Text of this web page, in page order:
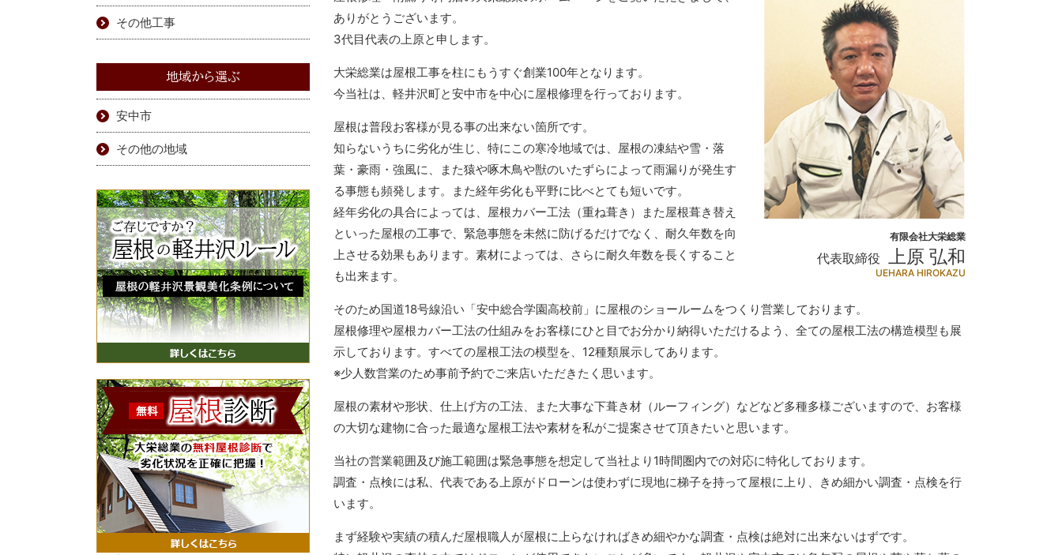
有限会社大栄総業
代表取締役 上原 弘和
UEHARA HIROKAZU
ありがとうございます。
3代目代表の上原と申します。
大栄総業は屋根工事を柱にもうすぐ創業100年となります。
今当社は、軽井沢町と安中市を中心に屋根修理を行っております。
屋根は普段お客様が見る事の出来ない箇所です。
知らないうちに劣化が生じ、特にこの寒冷地域では、屋根の凍結や雪・落
葉・豪雨・強風に、また猿や啄木鳥や獣のいたずらによって雨漏りが発生す
る事態も頻発します。また経年劣化も平野に比べとても短いです。
経年劣化の具合によっては、屋根カバー工法（重ね葺き）また屋根葺き替え
といった屋根の工事で、緊急事態を未然に防げるだけでなく、耐久年数を向
上させる効果もあります。素材によっては、さらに耐久年数を長くすること
も出来ます。
そのため国道18号線沿い「安中総合学園高校前」に屋根のショールームをつくり営業しております。
屋根修理や屋根カバー工法の仕組みをお客様にひと目でお分かり納得いただけるよう、全ての屋根工法の構造模型も展
示しております。すべての屋根工法の模型を、12種類展示してあります。
※少人数営業のため事前予約でご来店いただきたく思います。
屋根の素材や形状、仕上げ方の工法、また大事な下葺き材（ルーフィング）などなど多種多様ございますので、お客様
の大切な建物に合った最適な屋根工法や素材を私がご提案させて頂きたいと思います。
当社の営業範囲及び施工範囲は緊急事態を想定して当社より1時間圏内での対応に特化しております。
調査・点検には私、代表である上原がドローンは使わずに現地に梯子を持って屋根に上り、きめ細かい調査・点検を行
います。
まず経験や実績の積んだ屋根職人が屋根に上らなければきめ細やかな調査・点検は絶対に出来ないはずです。
その他工事
地域から選ぶ
安中市
その他の地域